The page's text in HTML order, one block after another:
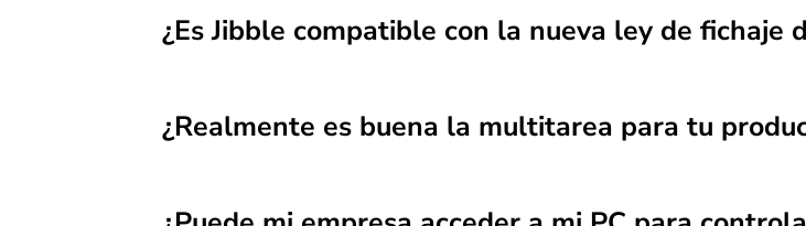
¿Es Jibble compatible con la nueva ley de fichaje
¿Realmente es buena la multitarea para tu